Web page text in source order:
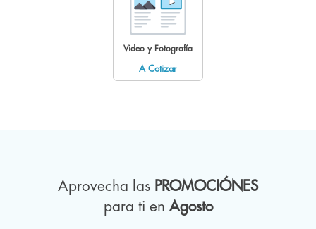
Video y Fotografía
A Cotizar
Aprovecha las PROMOCIÓNES
para ti enAgosto